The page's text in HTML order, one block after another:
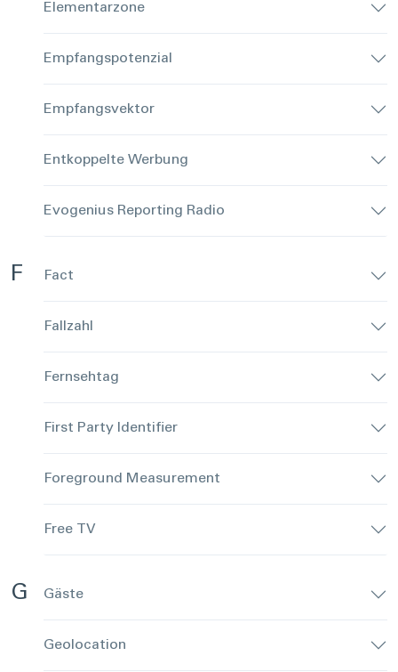
Elementarzone
Empfangspotenzial
Empfangsvektor
Entkoppelte Werbung
Evogenius Reporting Radio
F Fact
Fallzahl
Fernsehtag
First Party Identifier
Foreground Measurement
Free TV
G Gäste
Geolocation